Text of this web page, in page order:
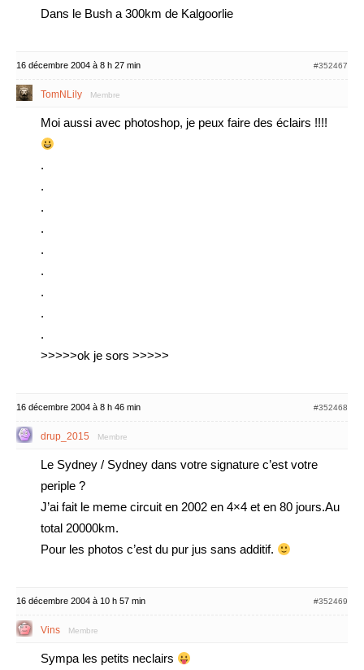
Dans le Bush a 300km de Kalgoorlie
16 décembre 2004 à 8 h 27 min #352467
TomNLily Membre
Moi aussi avec photoshop, je peux faire des éclairs !!!!
.
.
.
.
.
.
.
.
.
>>>>>ok je sors >>>>>
16 décembre 2004 à 8 h 46 min #352468
drup_2015 Membre
Le Sydney / Sydney dans votre signature c’est votre
periple ?
J’ai fait le meme circuit en 2002 en 4×4 et en 80 jours.Au
total 20000km.
Pour les photos c’est du pur jus sans additif.
16 décembre 2004 à 10 h 57 min #352469
Vins Membre
Sympa les petits neclairs